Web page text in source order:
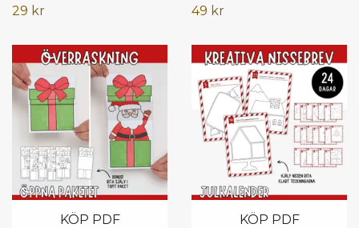
29 kr 49 kr
KÖP PDF KÖP PDF